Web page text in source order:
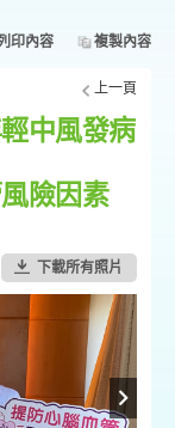
印內容 複製內容
上一頁
中風發病
險因素
下載所有照片